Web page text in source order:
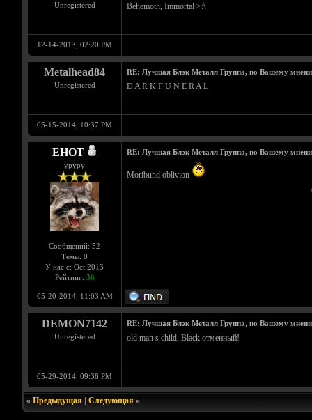
Unregistered Behemoth, Immortal >:\
12-14-2013, 02:20 PM
Metalhead84
Unregistered
RE: Лучшая Блэк Металл Группа, по Вашему
D A R K F U N E R A L
05-15-2014, 10:37 PM
EHOT
уруру
Сообщений: 52
Темы: 0
У нас с: Oct 2013
Рейтинг: 36
RE: Лучшая Блэк Металл Группа, по Вашему
Moribund oblivion
05-20-2014, 11:03 AM
DEMON7142
Unregistered
RE: Лучшая Блэк Металл Группа, по Вашему
old man s child, Black отменный!
05-29-2014, 09:38 PM
«Предыдущая |Следующая »